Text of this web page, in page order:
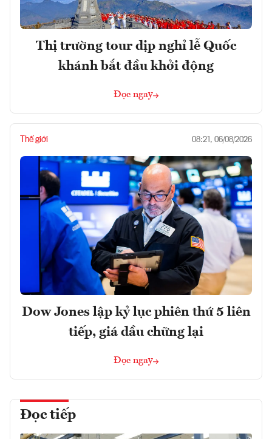
Thị trường tour dịp nghỉ lễ Quốc
khánh bắt đầu khởi động
Đọc ngay
Thế giới 08:21, 06/08/2026
Dow Jones lập kỷ lục phiên thứ 5 liên
tiếp, giá dầu chững lại
Đọc ngay
Đọc tiếp